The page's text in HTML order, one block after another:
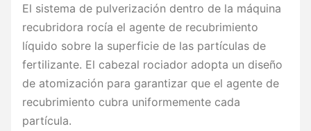
El sistema de pulverización dentro de la máquina
recubridora rocía el agente de recubrimiento
líquido sobre la superficie de las partículas de
fertilizante. El cabezal rociador adopta un diseño
de atomización para garantizar que el agente de
recubrimiento cubra uniformemente cada
partícula.